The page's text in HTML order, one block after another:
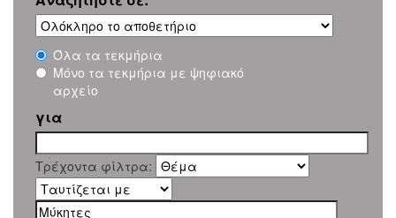
Όλα τα τεκμήρια
Μόνο τα τεκμήρια με ψηφιακό
αρχείο
για
Τρέχοντα φίλτρα: